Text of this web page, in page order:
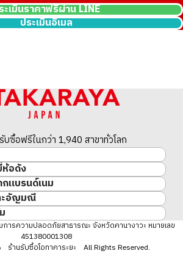
ะเมินราคาฟรีผ่าน LINE
ประเมินอีเมล
บซื้อฟรีในกว่า 1,940 สาขาทั่วโลก
ยญเงิน
10 ปี
อดัง
แบรนด์เนม
ะอัญมณี
รความปลอดภัยสาธารณะ จังหวัดคานางาวะ หมายเลข
451380001308
านรับซื้อโอทาคาระยะ All Rights Reserved.